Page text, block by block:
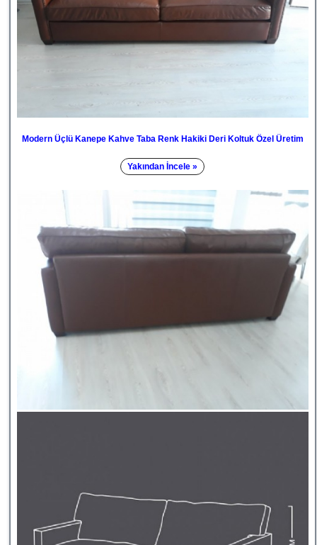
Modern Üçlü Kanepe Kahve Taba Renk Hakiki Deri Koltuk Özel Üretim
Yakından İncele »